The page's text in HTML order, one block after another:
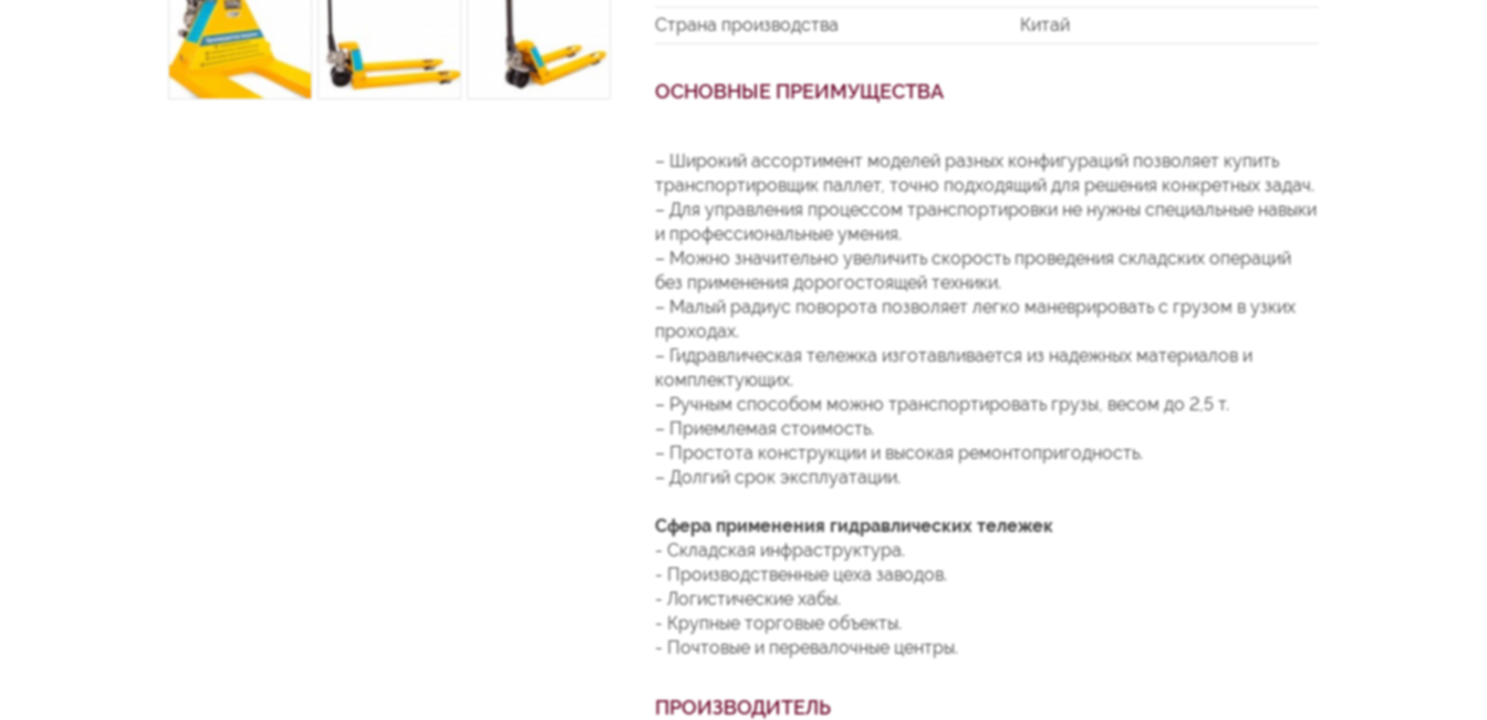
Страна производства
Китай
ОСНОВНЫЕ ПРЕИМУЩЕСТВА
– Широкий ассортимент моделей разных конфигураций позволяет купить
транспортировщик паллет, точно подходящий для решения конкретных задач.
– Для управления процессом транспортировки не нужны специальные навыки
и профессиональные умения.
– Можно значительно увеличить скорость проведения складских операций
без применения дорогостоящей техники.
– Малый радиус поворота позволяет легко маневрировать с грузом в узких
проходах.
– Гидравлическая тележка изготавливается из надежных материалов и
комплектующих.
– Ручным способом можно транспортировать грузы, весом до 2,5 т.
– Приемлемая стоимость.
– Простота конструкции и высокая ремонтопригодность.
– Долгий срок эксплуатации.
Сфера применения гидравлических тележек
- Складская инфраструктура.
- Производственные цеха заводов.
- Логистические хабы.
- Крупные торговые объекты.
- Почтовые и перевалочные центры.
ПРОИЗВОДИТЕЛЬ